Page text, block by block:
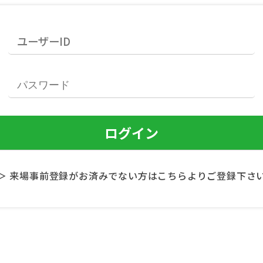
来場事前登録がお済みでない方はこちらよりご登録下さ